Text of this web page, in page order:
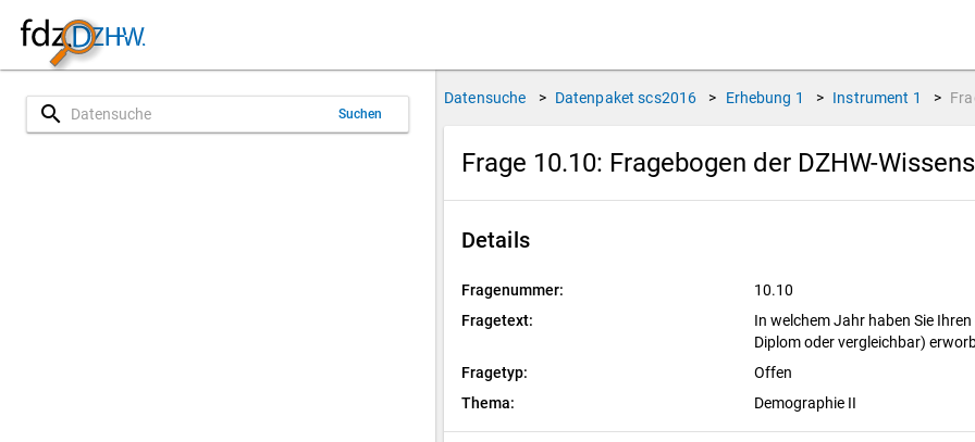
search Suchen
Datensuche > Datenpaket scs2016 > Erhebung 1 > Instrument 1 >
Frage 10.10: Fragebogen der DZHW-
Details
Fragenummer:
10.10
Fragetext:
In welchem Jahr haben Sie
Diplom oder vergleichbar)
Fragetyp:
Offen
Thema:
Demographie II